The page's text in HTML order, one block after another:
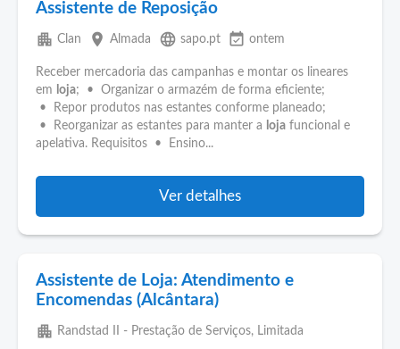
Assistente de Reposição
apartment Clan place Almada language sapo.pt event_available ontem
Receber mercadoria das campanhas e montar os lineares
em loja; • Organizar o armazém de forma eficiente;
• Repor produtos nas estantes conforme planeado;
• Reorganizar as estantes para manter a loja funcional e
apelativa. Requisitos • Ensino...
Ver detalhes
Assistente de Loja: Atendimento e
Encomendas (Alcântara)
apartment Randstad II - Prestação de Serviços, Limitada